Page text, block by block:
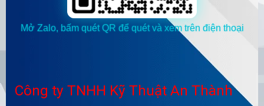
Mở Zalo, bấm quét QR để quét và xem trên điện thoại
Công ty TNHH Kỹ Thuật An Thành